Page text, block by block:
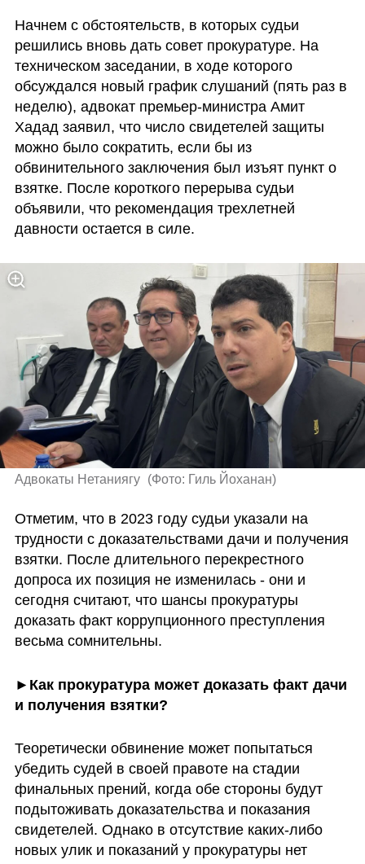
Начнем с обстоятельств, в которых судьи
решились вновь дать совет прокуратуре. На
техническом заседании, в ходе которого
обсуждался новый график слушаний (пять раз в
неделю), адвокат премьер-министра Амит
Хадад заявил, что число свидетелей защиты
можно было сократить, если бы из
обвинительного заключения был изъят пункт о
взятке. После короткого перерыва судьи
объявили, что рекомендация трехлетней
давности остается в силе.
Адвокаты Нетаниягу (Фото: Гиль Йоханан)
Отметим, что в 2023 году судьи указали на
трудности с доказательствами дачи и получения
взятки. После длительного перекрестного
допроса их позиция не изменилась - они и
сегодня считают, что шансы прокуратуры
доказать факт коррупционного преступления
весьма сомнительны.
► Как прокуратура может доказать факт дачи
и получения взятки?
Теоретически обвинение может попытаться
убедить судей в своей правоте на стадии
финальных прений, когда обе стороны будут
подытоживать доказательства и показания
свидетелей. Однако в отсутствие каких-либо
новых улик и показаний у прокуратуры нет